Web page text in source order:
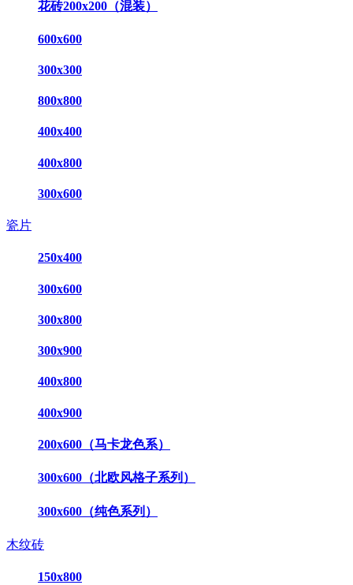
花砖200x200（混装）
600x600
300x300
800x800
400x400
400x800
300x600
瓷片
250x400
300x600
300x800
300x900
400x800
400x900
200x600（马卡龙色系）
300x600（北欧风格子系列）
300x600（纯色系列）
木纹砖
150x800